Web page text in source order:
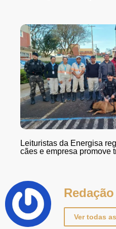
Leituristas da Energisa
cães e empresa promove
Redação
Ver todas